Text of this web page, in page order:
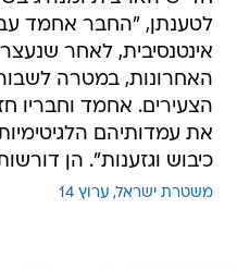
לטענתן, "החבר אחמד
אינטנסיבית, לאחר
האחרונות, במטרה לשבור
הצעירים. אחמד וחבריו
את עמדותיהם
כיבוש וגזענות". הן
משטרת ישראל ערוץ 14